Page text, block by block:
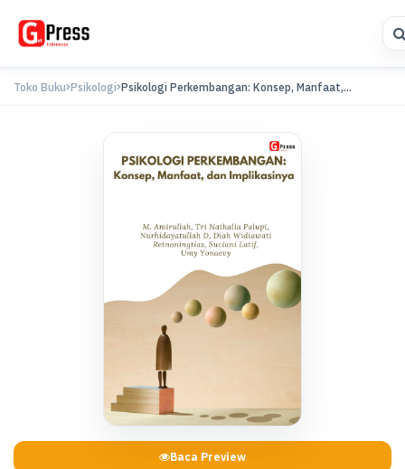
Toko Buku Psikologi Psikologi Perkembangan: Konsep, Manfaat,...
Baca Preview